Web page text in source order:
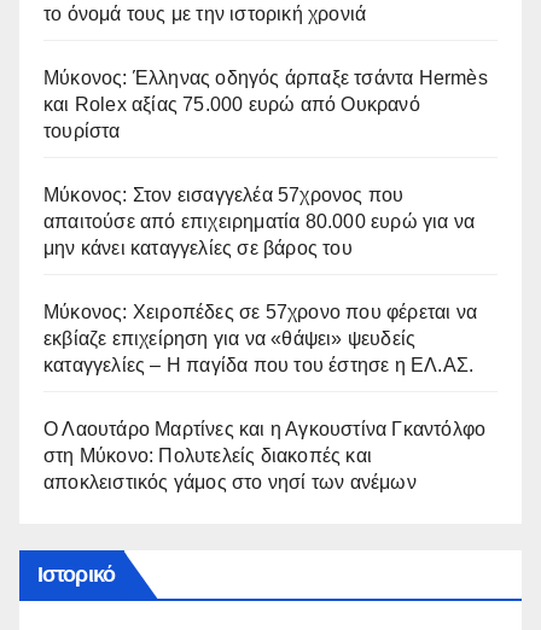
το όνομά τους με την ιστορική χρονιά
Μύκονος: Έλληνας οδηγός άρπαξε τσάντα Hermès
και Rolex αξίας 75.000 ευρώ από Ουκρανό
τουρίστα
Μύκονος: Στον εισαγγελέα 57χρονος που
απαιτούσε από επιχειρηματία 80.000 ευρώ για να
μην κάνει καταγγελίες σε βάρος του
Μύκονος: Χειροπέδες σε 57χρονο που φέρεται να
εκβίαζε επιχείρηση για να «θάψει» ψευδείς
καταγγελίες – Η παγίδα που του έστησε η ΕΛ.ΑΣ.
Ο Λαουτάρο Μαρτίνες και η Αγκουστίνα Γκαντόλφο
στη Μύκονο: Πολυτελείς διακοπές και
αποκλειστικός γάμος στο νησί των ανέμων
Ιστορικό